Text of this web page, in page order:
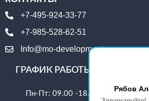
Рябов
+7-495-924-33-77
+7-985-528-62-51
Info@mo-development.ru
ГРАФИК РАБОТЫ
Пн-Пт: 09.00 -18.00